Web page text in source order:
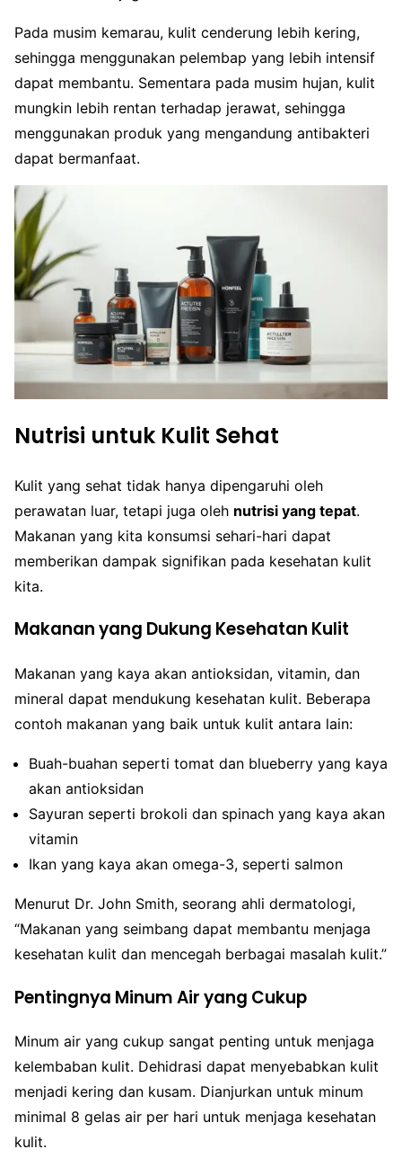
Pada musim kemarau, kulit cenderung lebih kering,
sehingga menggunakan pelembap yang lebih intensif
dapat membantu. Sementara pada musim hujan, kulit
mungkin lebih rentan terhadap jerawat, sehingga
menggunakan produk yang mengandung antibakteri
dapat bermanfaat.
Nutrisi untuk Kulit Sehat
Kulit yang sehat tidak hanya dipengaruhi oleh
perawatan luar, tetapi juga oleh nutrisi yang tepat.
Makanan yang kita konsumsi sehari-hari dapat
memberikan dampak signifikan pada kesehatan kulit
kita.
Makanan yang Dukung Kesehatan Kulit
Makanan yang kaya akan antioksidan, vitamin, dan
mineral dapat mendukung kesehatan kulit. Beberapa
contoh makanan yang baik untuk kulit antara lain:
Buah-buahan seperti tomat dan blueberry yang kaya
akan antioksidan
Sayuran seperti brokoli dan spinach yang kaya akan
vitamin
Ikan yang kaya akan omega-3, seperti salmon
Menurut Dr. John Smith, seorang ahli dermatologi,
“Makanan yang seimbang dapat membantu menjaga
kesehatan kulit dan mencegah berbagai masalah kulit.”
Pentingnya Minum Air yang Cukup
Minum air yang cukup sangat penting untuk menjaga
kelembaban kulit. Dehidrasi dapat menyebabkan kulit
menjadi kering dan kusam. Dianjurkan untuk minum
minimal 8 gelas air per hari untuk menjaga kesehatan
kulit.